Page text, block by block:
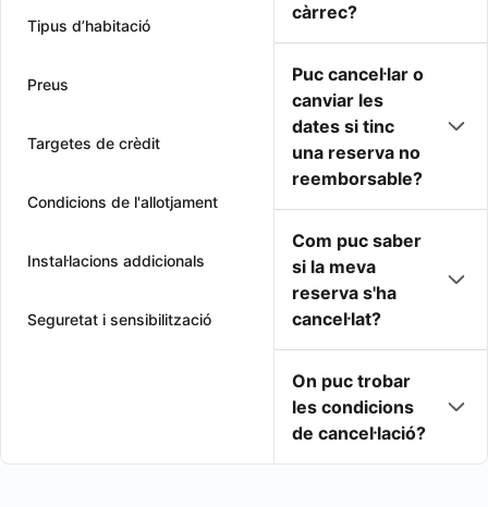
Tipus d’habitació
Preus
Targetes de crèdit
Condicions de l'allotjament
Instal·lacions addicionals
Seguretat i sensibilització
càrrec?
Puc cancel·lar o
canviar les
dates si tinc
una reserva no
reemborsable?
Com puc saber
si la meva
reserva s'ha
cancel·lat?
On puc trobar
les condicions
de cancel·lació?